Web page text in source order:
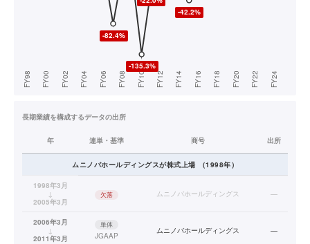
長期業績を構成するデータの出所
年 連単・基準 商号 出所
ムニノバホールディングスが株式上場 （1998年）
1998年3月
↓
2005年3月
欠落 ムニノバホールディングス —
2006年3月
↓
2011年3月
単体
JGAAP
ムニノバホールディングス —